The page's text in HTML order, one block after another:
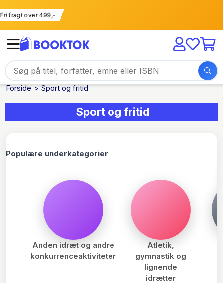
Fri fragt over 499,-
Forside Sport og fritid
Sport og fritid
Populære underkategorier
Anden idræt og andre
konkurrenceaktiviteter
Atletik,
gymnastik og
lignende
idrætter